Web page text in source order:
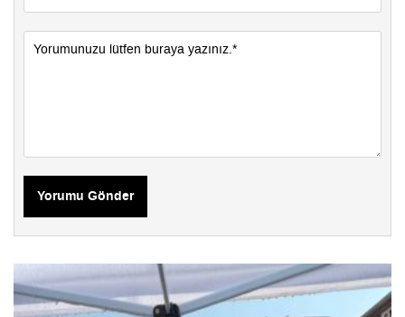
Yorumu Gönder